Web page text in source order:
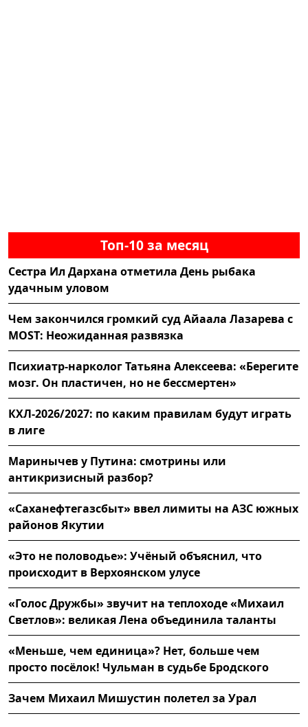
Топ-10 за месяц
Сестра Ил Дархана отметила День рыбака
удачным уловом
Чем закончился громкий суд Айаала Лазарева с
MOST: Неожиданная развязка
Психиатр-нарколог Татьяна Алексеева: «Берегите
мозг. Он пластичен, но не бессмертен»
КХЛ-2026/2027: по каким правилам будут играть
в лиге
Маринычев у Путина: смотрины или
антикризисный разбор?
«Саханефтегазсбыт» ввел лимиты на АЗС южных
районов Якутии
«Это не половодье»: Учёный объяснил, что
происходит в Верхоянском улусе
«Голос Дружбы» звучит на теплоходе «Михаил
Светлов»: великая Лена объединила таланты
«Меньше, чем единица»? Нет, больше чем
просто посёлок! Чульман в судьбе Бродского
Зачем Михаил Мишустин полетел за Урал